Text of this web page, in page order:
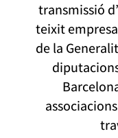
transmissió
teixit
de la